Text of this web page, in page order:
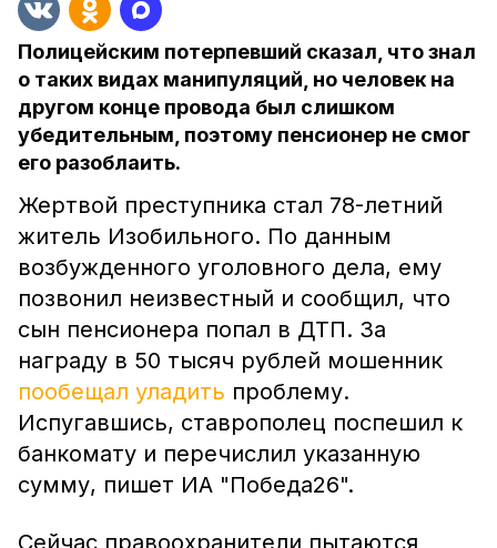
Полицейским потерпевший сказал, что знал
о таких видах манипуляций, но человек на
другом конце провода был слишком
убедительным, поэтому пенсионер не смог
его разоблаить.
Жертвой преступника стал 78-летний
житель Изобильного. По данным
возбужденного уголовного дела, ему
позвонил неизвестный и сообщил, что
сын пенсионера попал в ДТП. За
награду в 50 тысяч рублей мошенник
пообещал уладить проблему.
Испугавшись, ставрополец поспешил к
банкомату и перечислил указанную
сумму, пишет ИА "Победа26".
Сейчас правоохранители пытаются